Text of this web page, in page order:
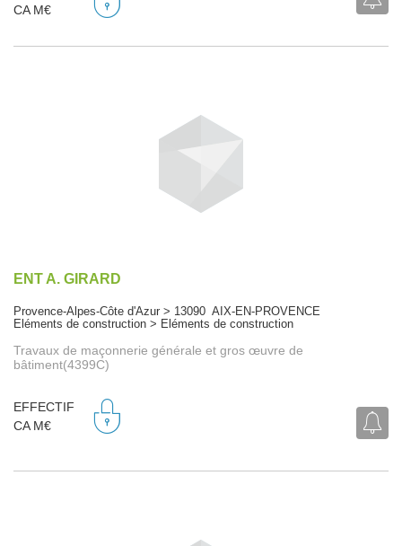
CA M€
ENT A. GIRARD
Provence-Alpes-Côte d'Azur > 13090 AIX-EN-PROVENCE
Eléments de construction > Eléments de construction
Travaux de maçonnerie générale et gros œuvre de
bâtiment(4399C)
EFFECTIF
CA M€